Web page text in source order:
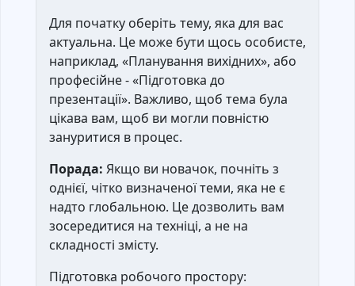
Для початку оберіть тему, яка для вас
актуальна. Це може бути щось особисте,
наприклад, «Планування вихідних», або
професійне - «Підготовка до
презентації». Важливо, щоб тема була
цікава вам, щоб ви могли повністю
зануритися в процес.
Порада: Якщо ви новачок, почніть з
однієї, чітко визначеної теми, яка не є
надто глобальною. Це дозволить вам
зосередитися на техніці, а не на
складності змісту.
Підготовка робочого простору: